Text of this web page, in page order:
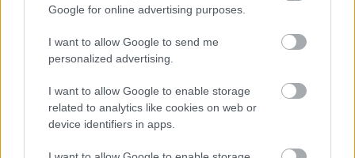
Google for online advertising purposes.
I want to allow Google to send me
personalized advertising.
I want to allow Google to enable storage
related to analytics like cookies on web or
device identifiers in apps.
Όμως, η επιχειρησιακή και η τεχνητή νοημοσύνη
δεν περιορίζονται στις ληξιπρόθεσμες οφειλές,